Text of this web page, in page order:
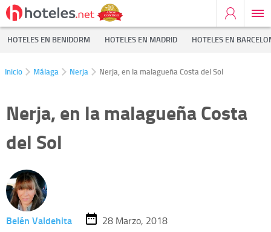
HOTELES EN BENIDORM HOTELES EN MADRID HOTELES EN
Inicio Málaga Nerja Nerja, en la malagueña Costa del Sol
Nerja, en la malagueña Costa
del Sol
Belén Valdehita
28 Marzo, 2018